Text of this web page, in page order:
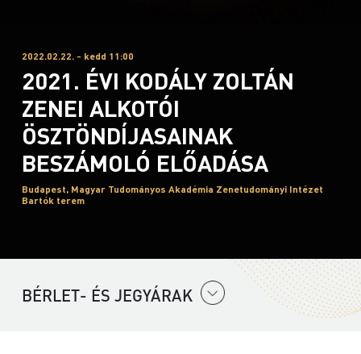
2022.02.22. - kedd 11:00
2021. ÉVI KODÁLY ZOLTÁN
ZENEI ALKOTÓI
ÖSZTÖNDÍJASAINAK
BESZÁMOLÓ ELŐADÁSA
Budapest, Magyar Tudományos Akadémia Zenetudományi Intézet
Bartók terem
BÉRLET- ÉS JEGYÁRAK